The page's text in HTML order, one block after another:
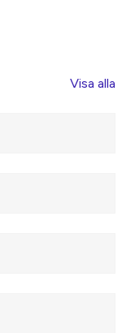
Visa alla